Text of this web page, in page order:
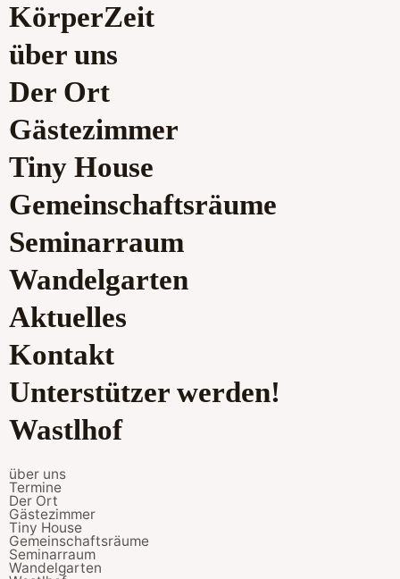
KörperZeit
über uns
Der Ort
Gästezimmer
Tiny House
Gemeinschaftsräume
Seminarraum
Wandelgarten
Aktuelles
Kontakt
Unterstützer werden!
Wastlhof
über uns
Termine
Der Ort
Gästezimmer
Tiny House
Gemeinschaftsräume
Seminarraum
Wandelgarten